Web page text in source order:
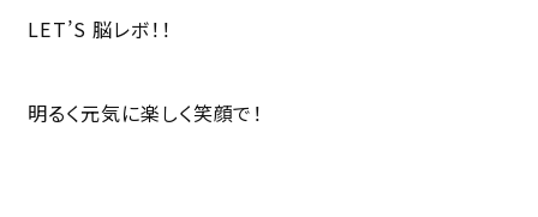
LET’S 脳レボ！！
明るく元気に楽しく笑顔で！